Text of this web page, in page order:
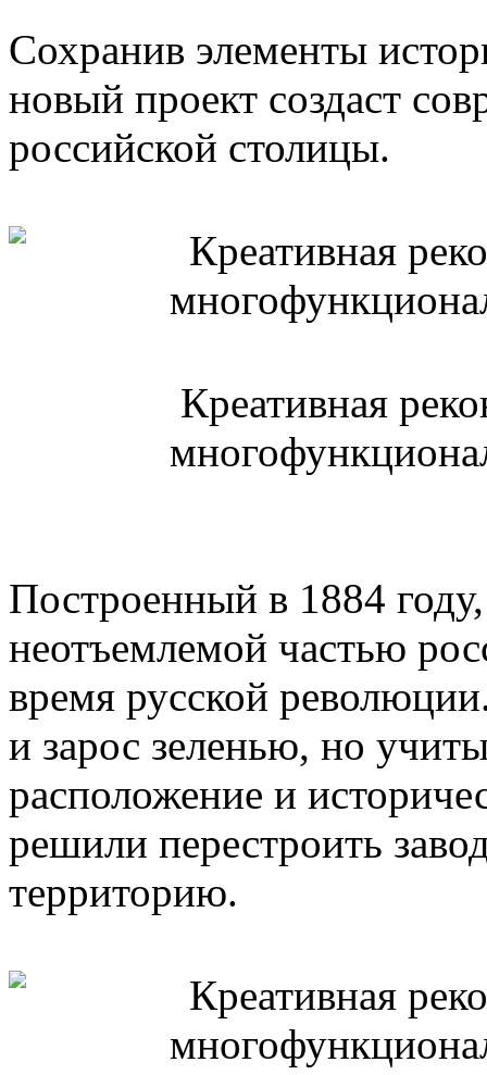
Сохранив элементы
новый проект создаст
российской столицы.
Креативная
Построенный в 1884
неотъемлемой частью
время русской
и зарос зеленью, но
расположение и
решили перестроить
территорию.